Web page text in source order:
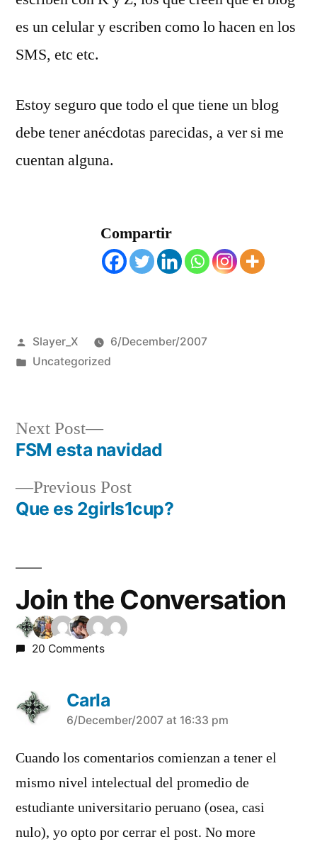
es un celular y escriben como lo hacen en los
SMS, etc etc.
Estoy seguro que todo el que tiene un blog
debe tener anécdotas parecidas, a ver si me
cuentan alguna.
Compartir
Posted
by
Slayer_X
6/December/2007
Posted
Uncategorized
Post
navigation
Previous PostPrevious
post:
Que es 2girls1cup?
Next Post
Next
post:
FSM esta navidad
Join the Conversation
20 Comments
Carla
says:
6/December/2007 at 16:33 pm
Cuando los comentarios comienzan a tener el
mismo nivel intelectual del promedio de
estudiante universitario peruano (osea, casi
nulo), yo opto por cerrar el post. No more